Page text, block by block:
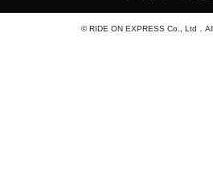
© RIDE ON EXPRESS Co., Ltd．